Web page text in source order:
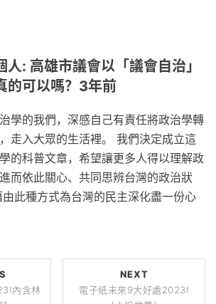
: 高雄市議會以「議會自治」
的可以嗎？3年前
學的我們，深感自己有責任將政治學轉
走入大眾的生活裡。 我們決定成立這
的科普文章，希望讓更多人得以理解政
而依此關心、共同思辨台灣的政治狀
此種方式為台灣的民主深化盡一份心
內含林
NEXT
電子紙未來9大好處2023!